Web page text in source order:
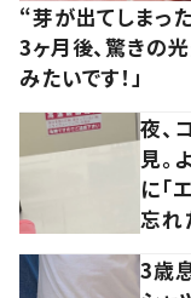
“芽が出てしまっ
3ヶ月後、驚きの光
みたいです！」
夜、
見。
に「
忘れ
3歳